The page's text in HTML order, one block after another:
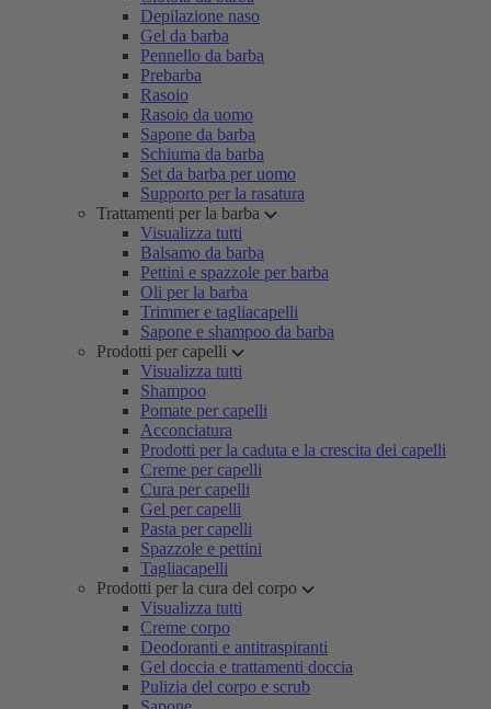
Depilazione naso
Gel da barba
Pennello da barba
Prebarba
Rasoio
Rasoio da uomo
Sapone da barba
Schiuma da barba
Set da barba per uomo
Supporto per la rasatura
Trattamenti per la barba
Visualizza tutti
Balsamo da barba
Pettini e spazzole per barba
Oli per la barba
Trimmer e tagliacapelli
Sapone e shampoo da barba
Prodotti per capelli
Visualizza tutti
Shampoo
Pomate per capelli
Acconciatura
Prodotti per la caduta e la crescita dei capelli
Creme per capelli
Cura per capelli
Gel per capelli
Pasta per capelli
Spazzole e pettini
Tagliacapelli
Prodotti per la cura del corpo
Visualizza tutti
Creme corpo
Deodoranti e antitraspiranti
Gel doccia e trattamenti doccia
Pulizia del corpo e scrub